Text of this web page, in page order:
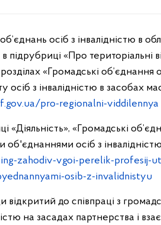
осіб з інвалідністю в
«Про територіальні
«Громадські об’єднання
осіб з інвалідністю в засобах
pro-regionalni-viddilennya
«Громадські
об'єднаннями осіб з
zahodiv-vgoi-perelik-profesij-
osib-z-invalidnistyu
відкритий до співпраці з
на засадах партнерства і